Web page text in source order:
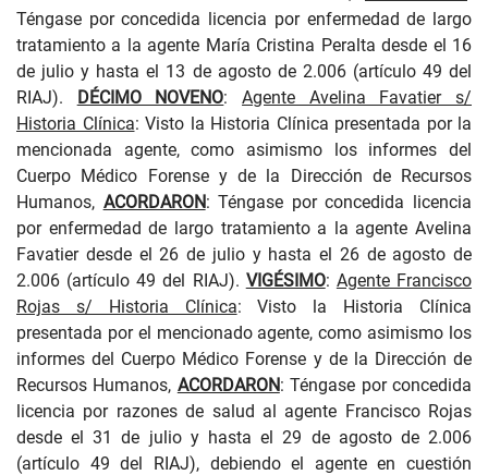
Téngase por concedida licencia por enfermedad de largo
tratamiento a la agente María Cristina Peralta desde el 16
de julio y hasta el 13 de agosto de 2.006 (artículo 49 del
RIAJ). DÉCIMO NOVENO:Agente Avelina Favatier s/
Historia Clínica: Visto la Historia Clínica presentada por la
mencionada agente, como asimismo los informes del
Cuerpo Médico Forense y de la Dirección de Recursos
Humanos, ACORDARON: Téngase por concedida licencia
por enfermedad de largo tratamiento a la agente Avelina
Favatier desde el 26 de julio y hasta el 26 de agosto de
2.006 (artículo 49 del RIAJ). VIGÉSIMO: Agente Francisco
Rojas s/ Historia Clínica: Visto la Historia Clínica
presentada por el mencionado agente, como asimismo los
informes del Cuerpo Médico Forense y de la Dirección de
Recursos Humanos, ACORDARON: Téngase por concedida
licencia por razones de salud al agente Francisco Rojas
desde el 31 de julio y hasta el 29 de agosto de 2.006
(artículo 49 del RIAJ), debiendo el agente en cuestión